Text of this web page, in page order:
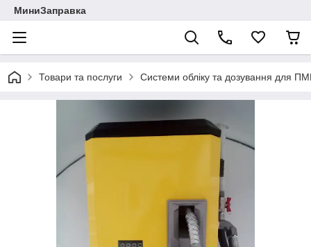
МиниЗаправка
Товари та послуги Системи обліку та дозування для